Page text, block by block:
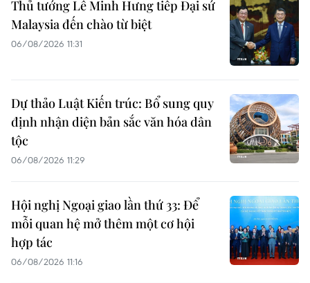
Thủ tướng Lê Minh Hưng tiếp Đại sứ
Malaysia đến chào từ biệt
06/08/2026 11:31
Dự thảo Luật Kiến trúc: Bổ sung quy
định nhận diện bản sắc văn hóa dân
tộc
06/08/2026 11:29
Hội nghị Ngoại giao lần thứ 33: Để
mỗi quan hệ mở thêm một cơ hội
hợp tác
06/08/2026 11:16